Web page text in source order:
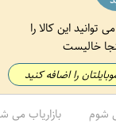
این کالا را
خالیست
را اضافه کنید
شوم بازاریاب می